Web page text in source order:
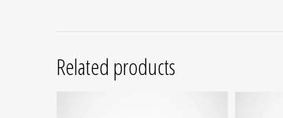
Related products